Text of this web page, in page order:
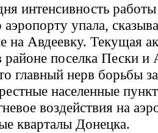
интенсивность
упала,
на Авдеевку. Текущая
районе поселка Пески и
главный нерв борьбы
населенные
воздействия на
кварталы Донецка.